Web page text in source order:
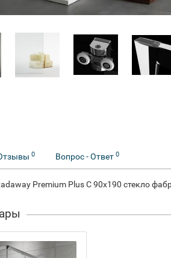
0 Вопрос - Ответ 0
Premium Plus C 90x190 стекло